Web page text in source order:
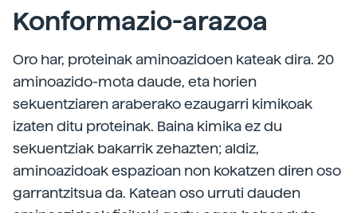
Konformazio-arazoa
Oro har, proteinak aminoazidoen kateak dira. 20
aminoazido-mota daude, eta horien
sekuentziaren araberako ezaugarri kimikoak
izaten ditu proteinak. Baina kimika ez du
sekuentziak bakarrik zehazten; aldiz,
aminoazidoak espazioan non kokatzen diren oso
garrantzitsua da. Katean oso urruti dauden